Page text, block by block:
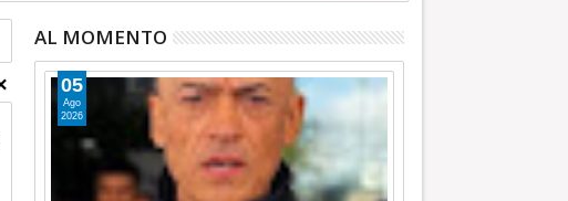
AL MOMENTO
05
Ago
2026